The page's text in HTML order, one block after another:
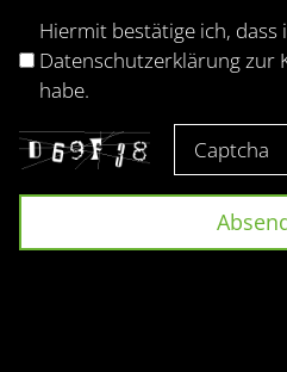
Hiermit bestätige ich, dass
Datenschutzerklärung zur
habe.